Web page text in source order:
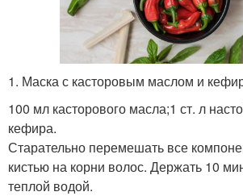
1. Маска с касторовым маслом и
100 мл касторового масла;1 ст. л
кефира.
Старательно перемешать все
кистью на корни волос. Держать 10
теплой водой.